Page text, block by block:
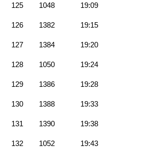
125 1048 19:09
126 1382 19:15
127 1384 19:20
128 1050 19:24
129 1386 19:28
130 1388 19:33
131 1390 19:38
132 1052 19:43